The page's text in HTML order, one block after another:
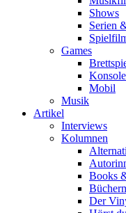
Shows
Serien
Games
Mobil
Musik
Artikel
Interviews
Kolumnen
Books
Der